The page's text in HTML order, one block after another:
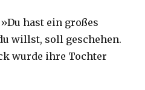
hast ein großes
willst, soll geschehen.
wurde ihre Tochter